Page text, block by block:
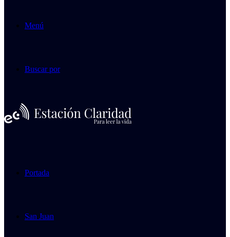
Menú
Buscar por
Portada
San Juan